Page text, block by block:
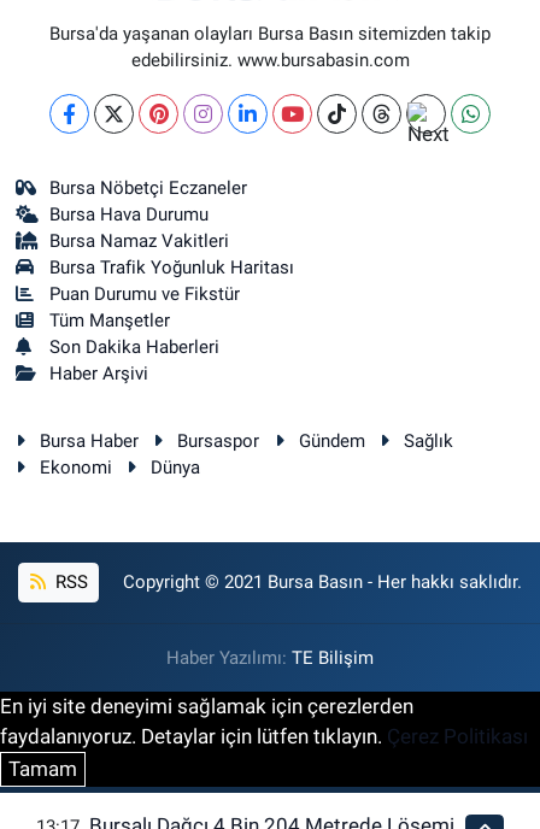
Bursa'da yaşanan olayları Bursa Basın sitemizden takip
edebilirsiniz. www.bursabasin.com
Bursa Nöbetçi Eczaneler
Bursa Hava Durumu
Bursa Namaz Vakitleri
Bursa Trafik Yoğunluk Haritası
Puan Durumu ve Fikstür
Tüm Manşetler
Son Dakika Haberleri
Haber Arşivi
Bursa Haber Bursaspor Gündem
Sağlık
Ekonomi
Dünya
RSS Copyright © 2021 Bursa Basın - Her hakkı saklıdır.
Haber Yazılımı: TE Bilişim
En iyi site deneyimi sağlamak için çerezlerden
faydalanıyoruz. Detaylar için lütfen tıklayın. Çerez Politikası
Tamam